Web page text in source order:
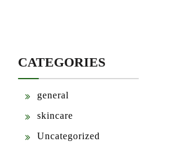
CATEGORIES
general
skincare
Uncategorized